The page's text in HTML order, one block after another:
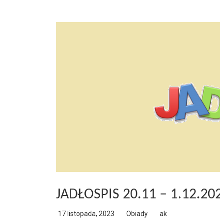
JADŁOSPIS 20.11 –
17 listopada, 2023 Obiady ak